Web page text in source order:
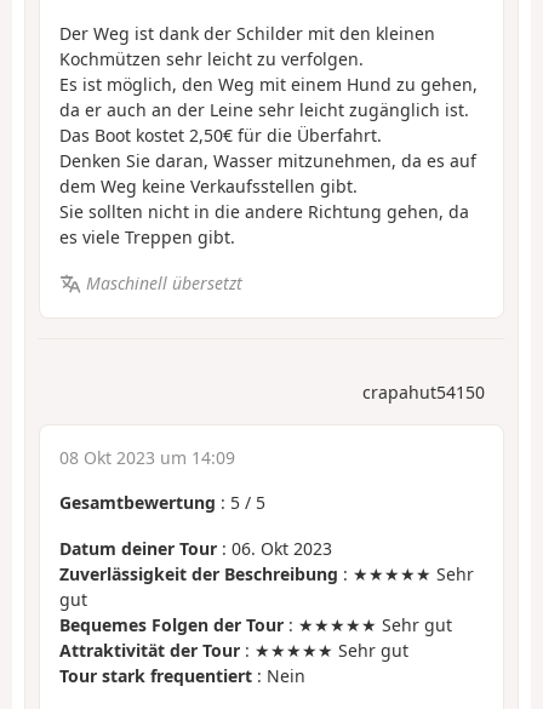
Der Weg ist dank der Schilder mit den kleinen
Kochmützen sehr leicht zu verfolgen.
Es ist möglich, den Weg mit einem Hund zu gehen,
da er auch an der Leine sehr leicht zugänglich ist.
Das Boot kostet 2,50€ für die Überfahrt.
Denken Sie daran, Wasser mitzunehmen, da es auf
dem Weg keine Verkaufsstellen gibt.
Sie sollten nicht in die andere Richtung gehen, da
es viele Treppen gibt.
Maschinell übersetzt
crapahut54150
08 Okt 2023 um 14:09
Gesamtbewertung : 5 / 5
Datum deiner Tour : 06. Okt 2023
Zuverlässigkeit der Beschreibung : ★★★★★ Sehr
gut
Bequemes Folgen der Tour : ★★★★★ Sehr gut
Attraktivität der Tour : ★★★★★ Sehr gut
Tour stark frequentiert : Nein